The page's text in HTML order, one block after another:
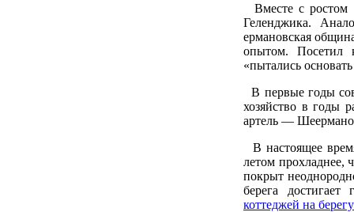
Вместе с ростом
Геленджика.
ермановская
опытом. Посетил
«пытались
В первые годы
хозяйство в годы
артель —
В настоящее
летом прохладнее,
покрыт
берега
коттеджей на